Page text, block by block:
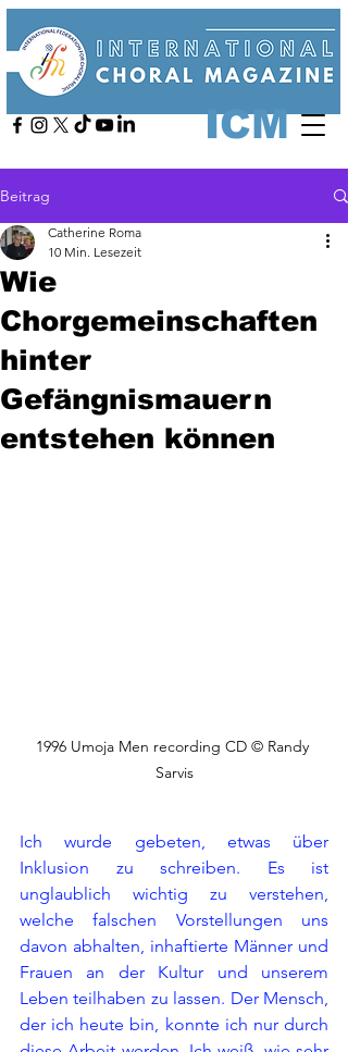
ICM
Beitrag
Wie
Chorgemeinschaften
hinter
Gefängnismauern
entstehen können
Catherine Roma
10 Min. Lesezeit
1996 Umoja Men recording CD © Randy
Sarvis
Ich wurde gebeten, etwas über
Inklusion zu schreiben. Es ist
unglaublich wichtig zu verstehen,
welche falschen Vorstellungen uns
davon abhalten, inhaftierte Männer und
Frauen an der Kultur und unserem
Leben teilhaben zu lassen. Der Mensch,
der ich heute bin, konnte ich nur durch